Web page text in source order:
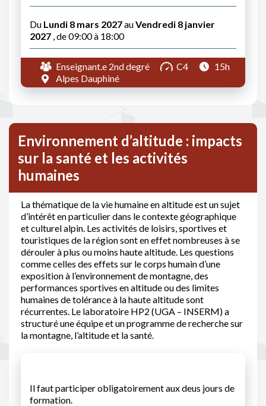
Du Lundi 8 mars 2027auVendredi 8 janvier
2027 , de 09:00 à 18:00
Enseignant.e 2nd degré C4
15h
Alpes Dauphiné
Environnement d’altitude : impacts
sur la santé et les activités
humaines
La thématique de la vie humaine en altitude est un sujet
d’intérêt en particulier dans le contexte géographique
et culturel alpin. Les activités de loisirs, sportives et
touristiques de la région sont en effet nombreuses à se
dérouler à plus ou moins haute altitude. Les questions
comme celles des effets sur le corps humain d’une
exposition à l’environnement de montagne, des
performances sportives en altitude ou des limites
humaines de tolérance à la haute altitude sont
récurrentes. Le laboratoire HP2 (UGA – INSERM) a
structuré une équipe et un programme de recherche sur
la montagne, l’altitude et la santé.
Il faut participer obligatoirement aux deus jours de
formation.